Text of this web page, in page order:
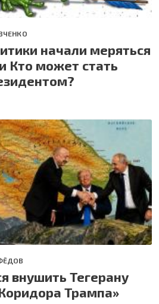
начали меряться
Кто может стать
внушить Тегерану
Трампа»